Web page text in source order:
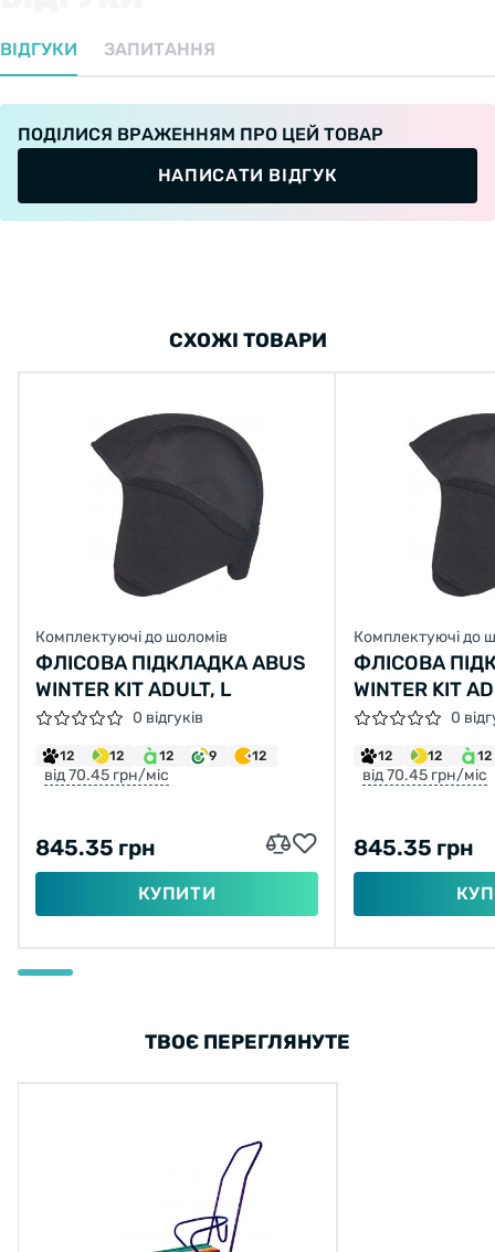
ВІДГУКИ ЗАПИТАННЯ
ПОДІЛИСЯ ВРАЖЕННЯМ ПРО ЦЕЙ ТОВАР
НАПИСАТИ ВІДГУК
СХОЖІ ТОВАРИ
Комплектуючі до шоломів
ФЛІСОВА ПІДКЛАДКА ABUS
WINTER KIT ADULT, L
0 відгуків
12 12 12 9 12
від 70.45 грн/міс
845.35 грн
КУПИТИ
Комплектуючі до
ФЛІСОВА
WINTER KIT
0
12 12 12
від 70.45 грн/міс
845.35 грн
ТВОЄ ПЕРЕГЛЯНУТЕ